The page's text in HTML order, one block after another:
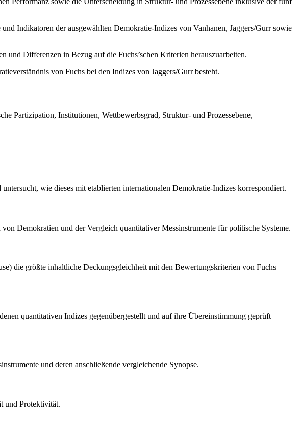
Indikatoren der ausgewählten Demokratie-Indizes von Vanhanen, Jaggers/Gurr sowie
und Differenzen in Bezug auf die Fuchs’schen Kriterien herauszuarbeiten.
von Fuchs bei den Indizes von Jaggers/Gurr besteht.
Partizipation, Institutionen, Wettbewerbsgrad, Struktur- und Prozessebene,
wie dieses mit etablierten internationalen Demokratie-Indizes korrespondiert.
Demokratien und der Vergleich quantitativer Messinstrumente für politische Systeme.
die größte inhaltliche Deckungsgleichheit mit den Bewertungskriterien von Fuchs
quantitativen Indizes gegenübergestellt und auf ihre Übereinstimmung geprüft
und deren anschließende vergleichende Synopse.
und Protektivität.